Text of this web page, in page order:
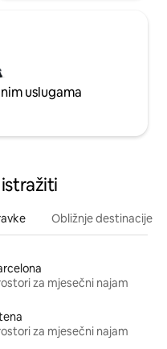
uslugama
Obližnje destinacije
za mjesečni najam
za mjesečni najam